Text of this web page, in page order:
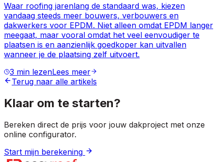
Waar roofing jarenlang de standaard was, kiezen
vandaag steeds meer bouwers, verbouwers en
dakwerkers voor EPDM. Niet alleen omdat EPDM langer
meegaat, maar vooral omdat het veel eenvoudiger te
plaatsen is en aanzienlijk goedkoper kan uitvallen
wanneer je de plaatsing zelf uitvoert.
3 min lezenLees meer
Terug naar alle artikels
Klaar om te starten?
Bereken direct de prijs voor jouw dakproject met onze
online configurator.
Start mijn berekening